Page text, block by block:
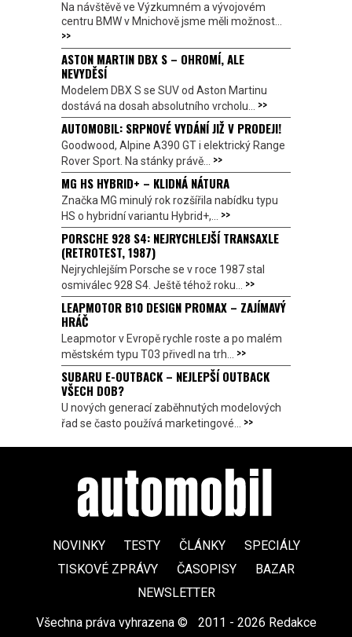
Na návštěvě ve Výzkumném a vývojovém
centru BMW v Mnichově jsme měli možnost...
>>
ASTON MARTIN DBX S – OHROMÍ, ALE
NEVYDĚSÍ
Modelem DBX S se SUV od Aston Martinu
dostává na dosah absolutního vrcholu... >>
AUTOMOBIL: SRPNOVÉ VYDÁNÍ JIŽ V PRODEJI!
Goodwood, Alpine A390 GT i elektrický Range
Rover Sport. Na stánky právě... >>
MG HS HYBRID+ – KLIDNÁ NÁTURA
Značka MG minulý rok rozšířila nabídku typu
HS o hybridní variantu Hybrid+,... >>
PORSCHE 928 S4: NEJRYCHLEJŠÍ TRANSAXLE
(RETROTEST, 1987)
Nejrychlejším Porsche se v roce 1987 stal
osmiválec 928 S4. Ještě téhož roku... >>
LEAPMOTOR B10 DESIGN PROMAX – ZAJÍMAVÝ
HRÁČ
Leapmotor v Evropě rychle roste a po malém
městském typu T03 přivedl na trh... >>
SUBARU E-OUTBACK – NEJLEPŠÍ OUTBACK
VŠECH DOB?
U nových generací zaběhnutých modelových
řad se často používá marketingové... >>
NOVINKY TESTY ČLÁNKY
SPECIÁLY
TISKOVÉ ZPRÁVY
ČASOPISY
BAZAR
NEWSLETTER
Všechna práva vyhrazena ©
2011 - 2026 Redakce